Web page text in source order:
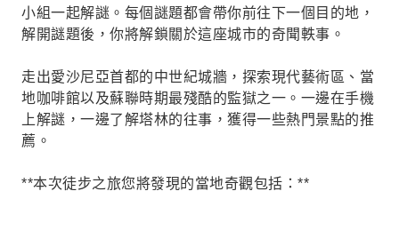
小組一起解謎。每個謎題都會帶你前往下一個目的地，
解開謎題後，你將解鎖關於這座城市的奇聞軼事。
走出愛沙尼亞首都的中世紀城牆，探索現代藝術區、當
地咖啡館以及蘇聯時期最殘酷的監獄之一。一邊在手機
上解謎，一邊了解塔林的往事，獲得一些熱門景點的推
薦。
**本次徒步之旅您將發現的當地奇觀包括：**